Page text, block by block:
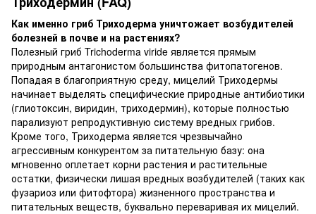
Как именно гриб Триходерма уничтожает возбудителей
болезней в почве и на растениях?
Полезный гриб Trichoderma viride является прямым
природным антагонистом большинства фитопатогенов.
Попадая в благоприятную среду, мицелий Триходермы
начинает выделять специфические природные антибиотики
(глиотоксин, виридин, триходермин), которые полностью
парализуют репродуктивную систему вредных грибов.
Кроме того, Триходерма является чрезвычайно
агрессивным конкурентом за питательную базу: она
мгновенно оплетает корни растения и растительные
остатки, физически лишая вредных возбудителей (таких как
фузариоз или фитофтора) жизненного пространства и
питательных веществ, буквально переваривая их мицелий.